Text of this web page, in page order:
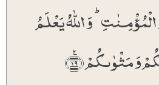
وَ اللّٰہُ یَعۡلَمُ
مَثۡوٰىکُمۡ ﴿٪۱۹﴾